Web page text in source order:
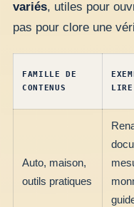
variés, utiles pour
pas pour clore une
FAMILLE DE
CONTENUS
LIRE
Auto, maison,
outils pratiques